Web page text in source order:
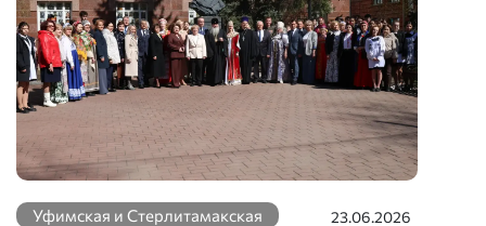
Уфимская и Стерлитамакская 23.06.2026